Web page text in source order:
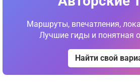
Маршруты, впечатления,
Лучшие гиды и понятная
Найти свой